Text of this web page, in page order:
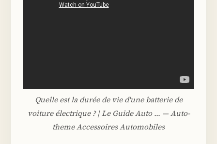
Quelle est la durée de vie d'une batterie de
voiture électrique ? | Le Guide Auto ... — Auto-
theme Accessoires Automobiles